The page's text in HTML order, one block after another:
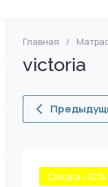
Односпальные
Главная /
victoria
Скидка -10%